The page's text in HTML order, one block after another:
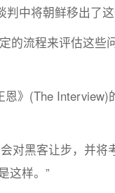
中将朝鲜移出了这
流程来评估这些
(The Interview)
对黑客让步，并将
这样。”